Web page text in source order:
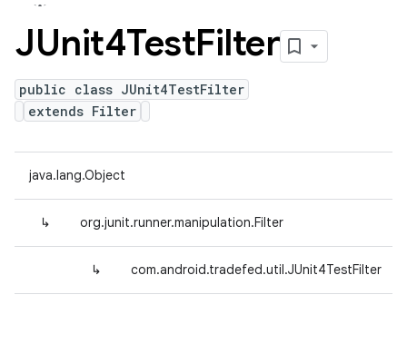
JUnit4TestFilter
public class JUnit4TestFilter
extends Filter
java.lang.Object
↳ org.junit.runner.manipulation.Filter
↳ com.android.tradefed.util.JUnit4TestFilter